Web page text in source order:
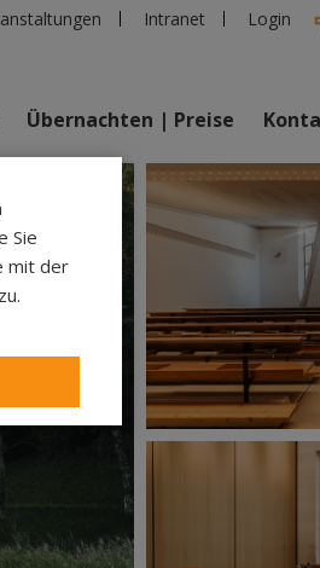
Intranet Login
Veranstaltungen Personen
Übernachten | Preise
Sie
mit der